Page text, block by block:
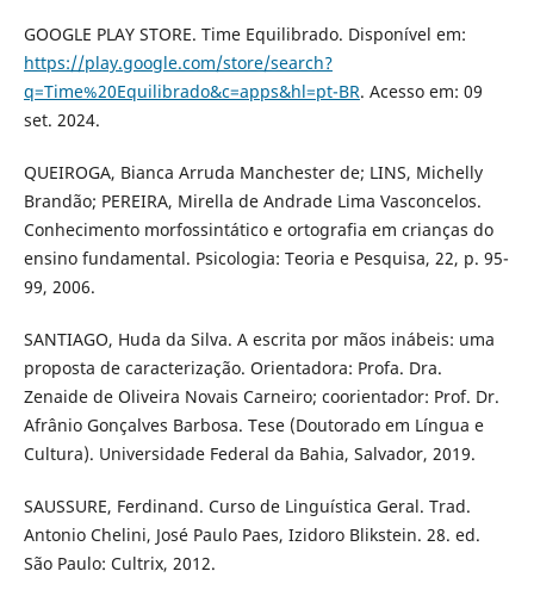
GOOGLE PLAY STORE. Time Equilibrado. Disponível em:
https://play.google.com/store/search?
q=Time%20Equilibrado&c=apps&hl=pt-BR. Acesso em: 09
set. 2024.
QUEIROGA, Bianca Arruda Manchester de; LINS, Michelly
Brandão; PEREIRA, Mirella de Andrade Lima Vasconcelos.
Conhecimento morfossintático e ortografia em crianças do
ensino fundamental. Psicologia: Teoria e Pesquisa, 22, p. 95-
99, 2006.
SANTIAGO, Huda da Silva. A escrita por mãos inábeis: uma
proposta de caracterização. Orientadora: Profa. Dra.
Zenaide de Oliveira Novais Carneiro; coorientador: Prof. Dr.
Afrânio Gonçalves Barbosa. Tese (Doutorado em Língua e
Cultura). Universidade Federal da Bahia, Salvador, 2019.
SAUSSURE, Ferdinand. Curso de Linguística Geral. Trad.
Antonio Chelini, José Paulo Paes, Izidoro Blikstein. 28. ed.
São Paulo: Cultrix, 2012.